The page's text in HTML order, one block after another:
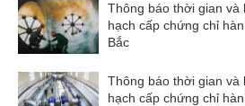
Thông báo thời gian và
hạch cấp chứng chỉ
Bắc
Thông báo thời gian và
hạch cấp chứng chỉ